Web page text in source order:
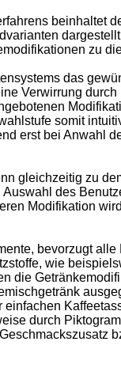
beinhaltet
zu
das
Verwirrung
somit
erst bei Anwahl
gleichzeitig zu
des
Modifikation
bevorzugt
wie
die
durch